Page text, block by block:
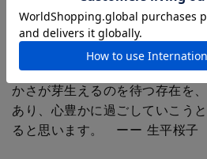
そのものです。
自然と繋がり生きていることや
窓であること。得体は知れずと
いに迎えることは、忙しい生活
かさが芽生えるのを待つ存在を
あり、心豊かに過ごしていこう
ると思います。 ーー 生平桜子